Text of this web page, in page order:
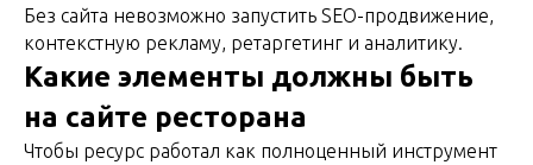
Без сайта невозможно запустить SEO-продвижение,
контекстную рекламу, ретаргетинг и аналитику.
Какие элементы должны быть
на сайте ресторана
Чтобы ресурс работал как полноценный инструмент